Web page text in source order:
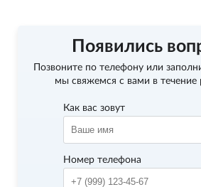
Появились
Позвоните по телефону или
мы свяжемся с вами в течение
Как вас зовут
Номер телефона